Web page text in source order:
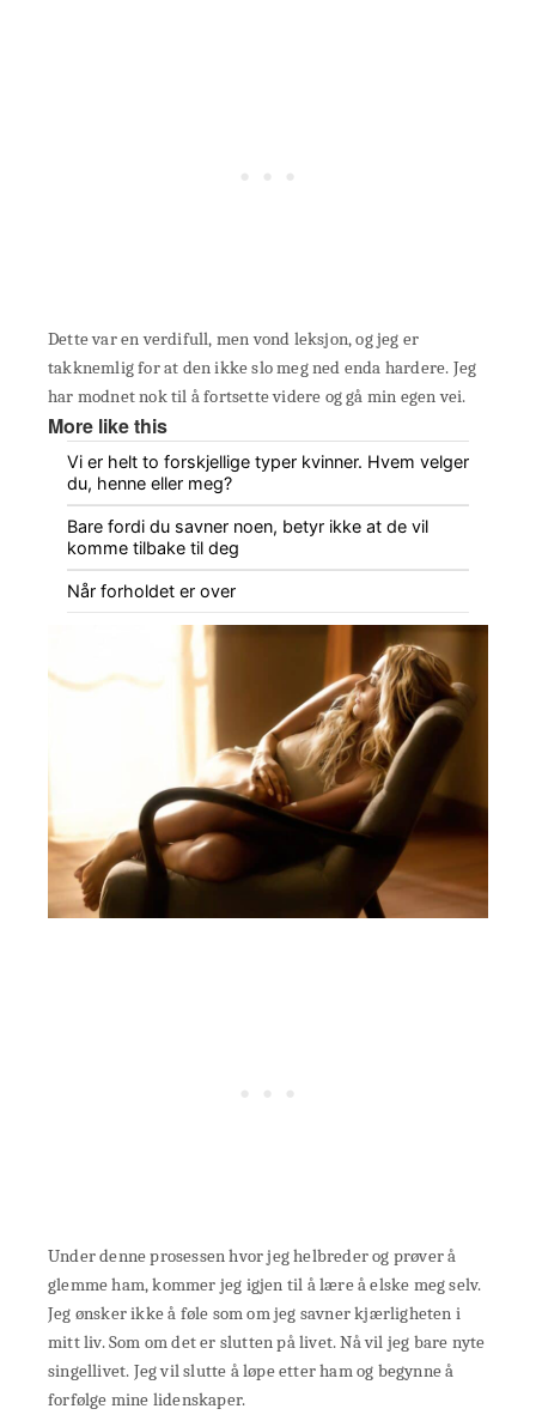
Dette var en verdifull, men vond leksjon, og jeg er
takknemlig for at den ikke slo meg ned enda hardere. Jeg
har modnet nok til å fortsette videre og gå min egen vei.
More like this
Vi er helt to forskjellige typer kvinner. Hvem velger
du, henne eller meg?
Bare fordi du savner noen, betyr ikke at de vil
komme tilbake til deg
Når forholdet er over
Under denne prosessen hvor jeg helbreder og prøver å
glemme ham, kommer jeg igjen til å lære å elske meg selv.
Jeg ønsker ikke å føle som om jeg savner kjærligheten i
mitt liv. Som om det er slutten på livet. Nå vil jeg bare nyte
singellivet. Jeg vil slutte å løpe etter ham og begynne å
forfølge mine lidenskaper.